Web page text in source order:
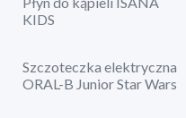
KIDS
Szczoteczka elektryczna
ORAL-B Junior Star Wars